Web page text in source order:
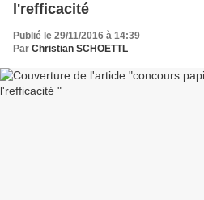
l'refficacité
Publié le 29/11/2016 à 14:39
Par Christian SCHOETTL